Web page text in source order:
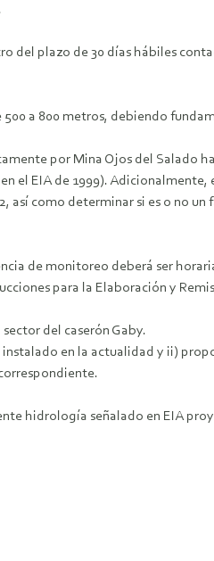
del plazo de 30 días hábiles
a 800 metros, debiendo
por Mina Ojos del Salado
el EIA de 1999). Adicionalmente,
así como determinar si es o no un
de monitoreo deberá ser
para la Elaboración y
del caserón Gaby.
en la actualidad y ii)
hidrología señalado en EIA